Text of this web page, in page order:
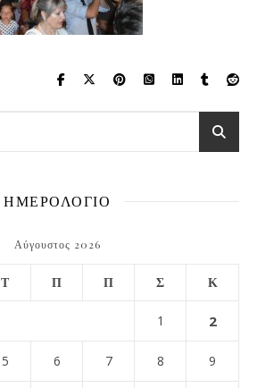
ΗΜΕΡΟΛΟΓΙΟ
Αύγουστος 2026
Τ Π Π Σ Κ
1 2
5 6 7 8 9